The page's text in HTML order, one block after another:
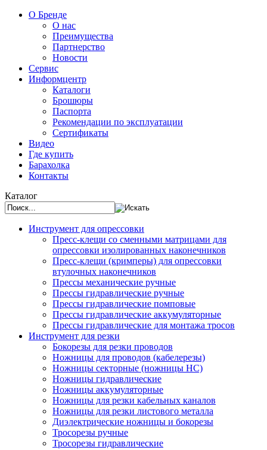
О Бренде
О нас
Преимущества
Партнерство
Новости
Сервис
Информцентр
Каталоги
Брошюры
Паспорта
Рекомендации по эксплуатации
Сертификаты
Видео
Где купить
Барахолка
Контакты
Каталог
Инструмент для опрессовки
Пресс-клещи со сменными матрицами для
опрессовки изолированных наконечников
Пресс-клещи (кримперы) для опрессовки
втулочных наконечников
Прессы механические ручные
Прессы гидравлические ручные
Прессы гидравлические помповые
Прессы гидравлические аккумуляторные
Прессы гидравлические для монтажа тросов
Инструмент для резки
Бокорезы для резки проводов
Ножницы для проводов (кабелерезы)
Ножницы секторные (ножницы НС)
Ножницы гидравлические
Ножницы аккумуляторные
Ножницы для резки кабельных каналов
Ножницы для резки листового металла
Диэлектрические ножницы и бокорезы
Тросорезы ручные
Тросорезы гидравлические